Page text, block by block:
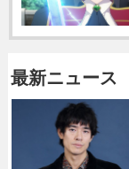
最新ニュース